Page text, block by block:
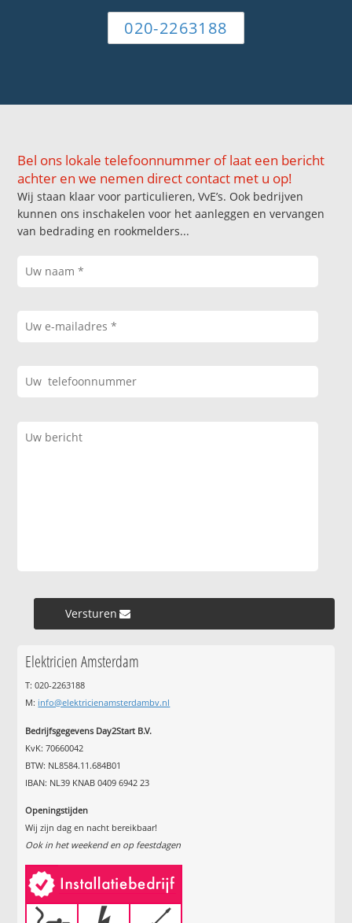
020-2263188
Bel ons lokale telefoonnummer of laat een bericht
achter en we nemen direct contact met u op!
Wij staan klaar voor particulieren, VvE’s. Ook bedrijven
kunnen ons inschakelen voor het aanleggen en vervangen
van bedrading en rookmelders...
Versturen »
Elektricien Amsterdam
T: 020-2263188
M: info@elektricienamsterdambv.nl
Bedrijfsgegevens Day2Start B.V.
KvK: 70660042
BTW: NL8584.11.684B01
IBAN: NL39 KNAB 0409 6942 23
Openingstijden
Wij zijn dag en nacht bereikbaar!
Ook in het weekend en op feestdagen